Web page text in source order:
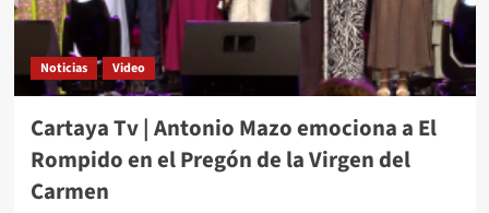
Noticias Video
Cartaya Tv | Antonio Mazo emociona a El
Rompido en el Pregón de la Virgen del
Carmen